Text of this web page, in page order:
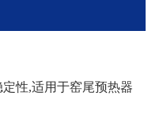
性,适用于窑尾预热器